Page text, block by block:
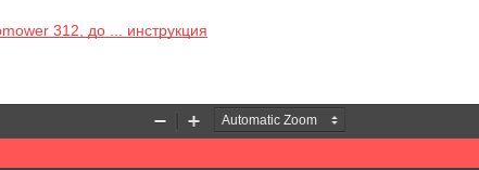
312, до ... инструкция
Zoom
Zoom